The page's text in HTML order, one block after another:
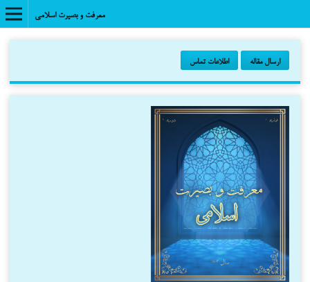
معرفت و بصیرت اسلامی
ارسال مقاله اطلاعات تماس